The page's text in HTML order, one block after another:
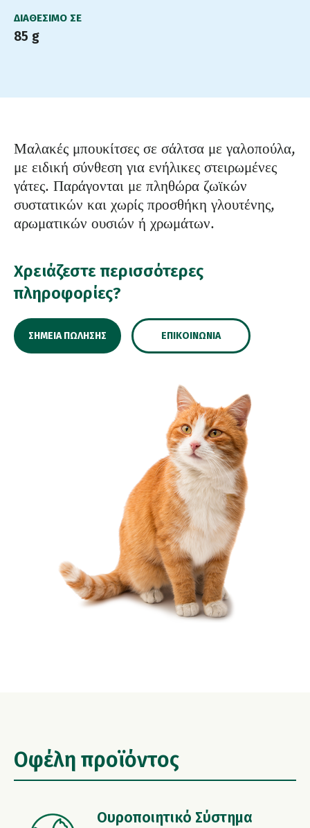
ΔΙΑΘΈΣΙΜΟ ΣΕ
85 g
Μαλακές μπουκίτσες σε σάλτσα με γαλοπούλα,
με ειδική σύνθεση για ενήλικες στειρωμένες
γάτες. Παράγονται με πληθώρα ζωϊκών
συστατικών και χωρίς προσθήκη γλουτένης,
αρωματικών ουσιών ή χρωμάτων.
Χρειάζεστε περισσότερες
πληροφορίες?
ΣΗΜΕΊΑ ΠΏΛΗΣΗΣ ΕΠΙΚΟΙΝΩΝΊΑ
Οφέλη προϊόντος
Ουροποιητικό Σύστημα